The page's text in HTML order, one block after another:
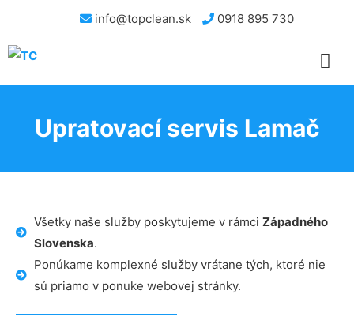
info@topclean.sk 0918 895 730
Upratovací servis Lamač
Všetky naše služby poskytujeme v rámci Západného
Slovenska.
Ponúkame komplexné služby vrátane tých, ktoré nie
sú priamo v ponuke webovej stránky.